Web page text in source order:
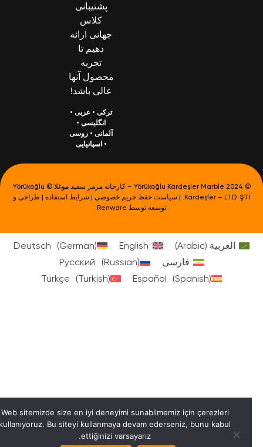
پشتیبانی
کلاس
جهانی ارائه
دهیم تا
تجربه
محصول آنها
عالی باشد!
ترکی•عربی•
انگلیسی•
آلمانی•روسی
اسپانیایی
© Yörükoğlu Kardeşler Marble 2024 – کارخانه مرمر سفید موغلا © Yörükoğlu
Kardeşler – LTD. ŞTİ. |
سیاست حفظ حریم خصوصی|شرایط استفاده| طراحی و
توسعه توسطRenware
العربية (
Arabic
)
English
Deutsch (German)
فارسی
Русский (Russian)
Español (Spanish)
Türkçe (Turkish)
Web sitemizde size en iyi deneyimi sunabilmemiz için çerezleri
kullanıyoruz. Bu siteyi kullanmaya devam ederseniz, bunu kabul
ettiğinizi varsayarız.